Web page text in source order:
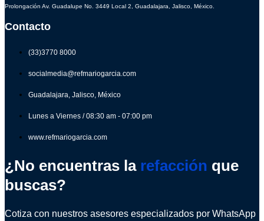
Prolongación Av. Guadalupe No. 3449 Local 2, Guadalajara, Jalisco, México.
Contacto
(33)3770 8000
socialmedia@refmariogarcia.com
Guadalajara, Jalisco, México
Lunes a Viernes / 08:30 am - 07:00 pm
www.refmariogarcia.com
¿No encuentras la refacción que
buscas?
Cotiza con nuestros asesores especializados por WhatsApp